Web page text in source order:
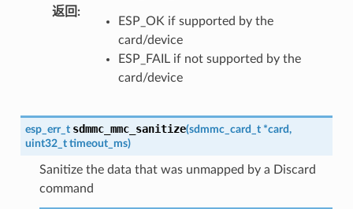
返回 :
ESP_OK if supported by the
card/device
ESP_FAIL if not supported by the
card/device
esp_err_t sdmmc_mmc_sanitize(sdmmc_card_t *card,
uint32_t timeout_ms)
Sanitize the data that was unmapped by a Discard
command